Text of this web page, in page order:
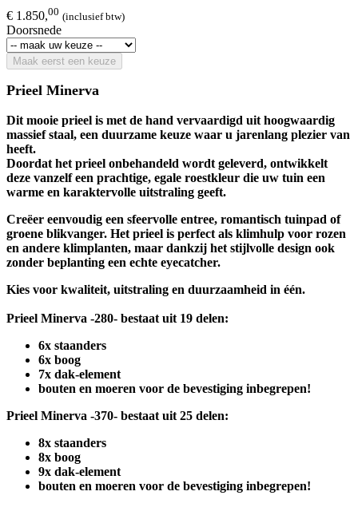
€ 1.850,00 (inclusief btw)
Doorsnede
Maak eerst een keuze
Prieel Minerva
Dit mooie prieel is met de hand vervaardigd uit hoogwaardig
massief staal, een duurzame keuze waar u jarenlang plezier van
heeft.
Doordat het prieel onbehandeld wordt geleverd, ontwikkelt
deze vanzelf een prachtige, egale roestkleur die uw tuin een
warme en karaktervolle uitstraling geeft.
Creëer eenvoudig een sfeervolle entree, romantisch tuinpad of
groene blikvanger. Het prieel is perfect als klimhulp voor rozen
en andere klimplanten, maar dankzij het stijlvolle design ook
zonder beplanting een echte eyecatcher.
Kies voor kwaliteit, uitstraling en duurzaamheid in één.
Prieel Minerva -280- bestaat uit 19 delen:
6x staanders
6x boog
7x dak-element
bouten en moeren voor de bevestiging inbegrepen!
Prieel Minerva -370- bestaat uit 25 delen:
8x staanders
8x boog
9x dak-element
bouten en moeren voor de bevestiging inbegrepen!